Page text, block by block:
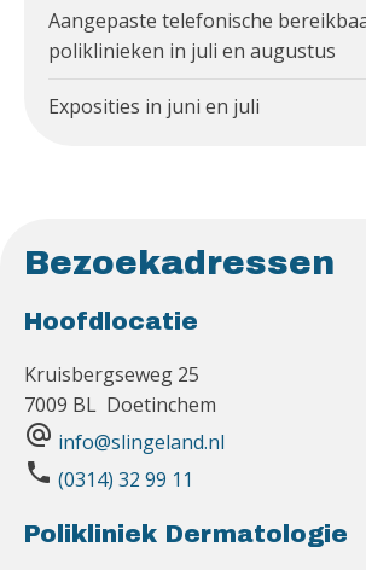
Aangepaste telefonische
poliklinieken in juli en augustus
Exposities in juni en juli
Bezoekadressen
Hoofdlocatie
Kruisbergseweg 25
7009 BL Doetinchem
alternate_email info@slingeland.nl
phone (0314) 32 99 11
Polikliniek Dermatologie